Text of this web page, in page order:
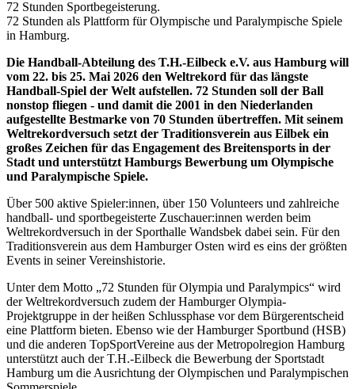
72 Stunden Sportbegeisterung.
72 Stunden als Plattform für Olympische und Paralympische Spiele
in Hamburg.
Die Handball-Abteilung des T.H.-Eilbeck e.V. aus Hamburg will
vom 22. bis 25. Mai 2026 den Weltrekord für das längste
Handball-Spiel der Welt aufstellen. 72 Stunden soll der Ball
nonstop fliegen - und damit die 2001 in den Niederlanden
aufgestellte Bestmarke von 70 Stunden übertreffen. Mit seinem
Weltrekordversuch setzt der Traditionsverein aus Eilbek ein
großes Zeichen für das Engagement des Breitensports in der
Stadt und unterstützt Hamburgs Bewerbung um Olympische
und Paralympische Spiele.
Über 500 aktive Spieler:innen, über 150 Volunteers und zahlreiche
handball- und sportbegeisterte Zuschauer:innen werden beim
Weltrekordversuch in der Sporthalle Wandsbek dabei sein. Für den
Traditionsverein aus dem Hamburger Osten wird es eins der größten
Events in seiner Vereinshistorie.
Unter dem Motto „72 Stunden für Olympia und Paralympics“ wird
der Weltrekordversuch zudem der Hamburger Olympia-
Projektgruppe in der heißen Schlussphase vor dem Bürgerentscheid
eine Plattform bieten. Ebenso wie der Hamburger Sportbund (HSB)
und die anderen TopSportVereine aus der Metropolregion Hamburg
unterstützt auch der T.H.-Eilbeck die Bewerbung der Sportstadt
Hamburg um die Ausrichtung der Olympischen und Paralympischen